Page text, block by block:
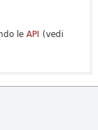
le API (vedi